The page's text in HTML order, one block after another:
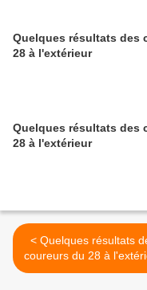
Quelques résultats des
28 à l'extérieur
Quelques résultats des
28 à l'extérieur
< Quelques résultats des
coureurs du 28 à